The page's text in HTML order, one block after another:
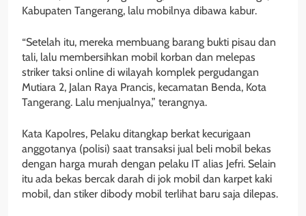
Kabupaten Tangerang, lalu mobilnya dibawa kabur.
“Setelah itu, mereka membuang barang bukti pisau dan
tali, lalu membersihkan mobil korban dan melepas
striker taksi online di wilayah komplek pergudangan
Mutiara 2, Jalan Raya Prancis, kecamatan Benda, Kota
Tangerang. Lalu menjualnya,” terangnya.
Kata Kapolres, Pelaku ditangkap berkat kecurigaan
anggotanya (polisi) saat transaksi jual beli mobil bekas
dengan harga murah dengan pelaku IT alias Jefri. Selain
itu ada bekas bercak darah di jok mobil dan karpet kaki
mobil, dan stiker dibody mobil terlihat baru saja dilepas.